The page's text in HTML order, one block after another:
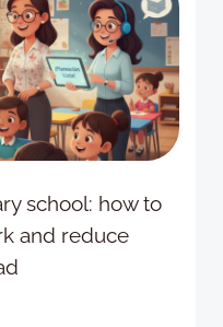
school: how to
and reduce